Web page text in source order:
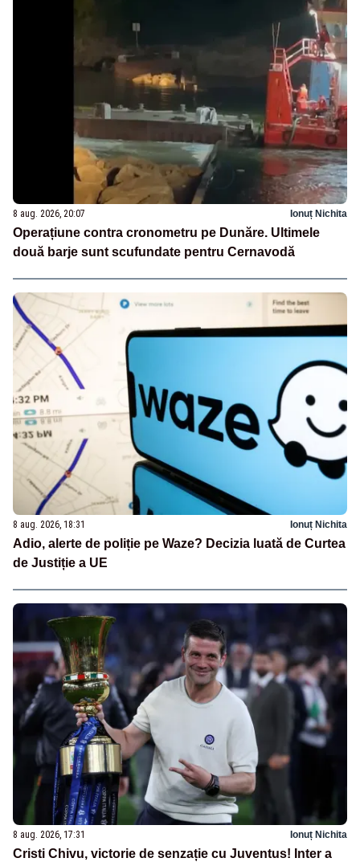
8 aug. 2026, 20:07 Ionuț Nichita
Operațiune contra cronometru pe Dunăre. Ultimele
două barje sunt scufundate pentru Cernavodă
8 aug. 2026, 18:31 Ionuț Nichita
Adio, alerte de poliție pe Waze? Decizia luată de Curtea
de Justiție a UE
8 aug. 2026, 17:31 Ionuț Nichita
Cristi Chivu, victorie de senzație cu Juventus! Inter a